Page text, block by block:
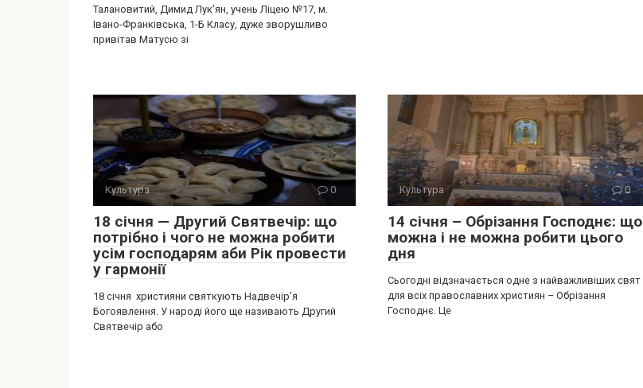
Талановитий, Димид Лук’ян, учень Ліцею №17, м.
Івано-Франківська, 1-Б Класу, дуже зворушливо
привітав Матусю зі
Культура 0
18 січня — Другий Святвечір: що
потрібно і чого не можна робити
усім господарям аби Рік провести
у гармонії
18 січня християни святкують Надвечір’я
Богоявлення. У народі його ще називають Другий
Святвечір або
Культура 0
14 січня – Обрізання Господнє: що
можна і не можна робити цього
дня
Сьогодні відзначається одне з найважливіших свят
для всіх православних християн – Обрізання
Господнє. Це